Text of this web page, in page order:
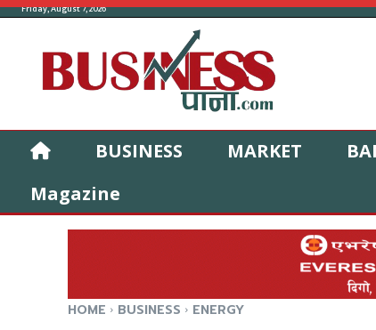
Friday, August 7, 2026
BUSINESS MARKET
Magazine
HOME BUSINESS ENERGY